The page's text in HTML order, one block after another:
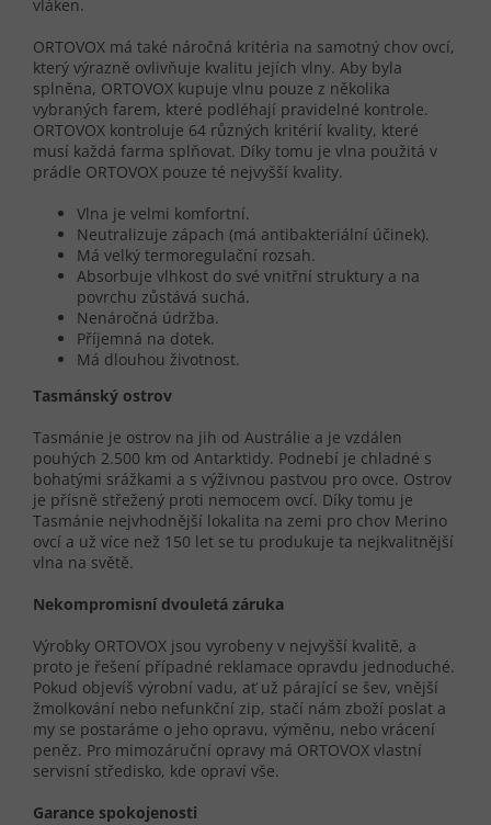
vláken.
ORTOVOX má také náročná kritéria na samotný chov ovcí,
který výrazně ovlivňuje kvalitu jejích vlny. Aby byla
splněna, ORTOVOX kupuje vlnu pouze z několika
vybraných farem, které podléhají pravidelné kontrole.
ORTOVOX kontroluje 64 různých kritérií kvality, které
musí každá farma splňovat. Díky tomu je vlna použitá v
prádle ORTOVOX pouze té nejvyšší kvality.
Vlna je velmi komfortní.
Neutralizuje zápach (má antibakteriální účinek).
Má velký termoregulační rozsah.
Absorbuje vlhkost do své vnitřní struktury a na
povrchu zůstává suchá.
Nenáročná údržba.
Příjemná na dotek.
Má dlouhou životnost.
Tasmánský ostrov
Tasmánie je ostrov na jih od Austrálie a je vzdálen
pouhých 2.500 km od Antarktidy. Podnebí je chladné s
bohatými srážkami a s výživnou pastvou pro ovce. Ostrov
je přísně střežený proti nemocem ovcí. Díky tomu je
Tasmánie nejvhodnější lokalita na zemi pro chov Merino
ovcí a už více než 150 let se tu produkuje ta nejkvalitnější
vlna na světě.
Nekompromisní dvouletá záruka
Výrobky ORTOVOX jsou vyrobeny v nejvyšší kvalitě, a
proto je řešení případné reklamace opravdu jednoduché.
Pokud objevíš výrobní vadu, ať už párající se šev, vnější
žmolkování nebo nefunkční zip, stačí nám zboží poslat a
my se postaráme o jeho opravu, výměnu, nebo vrácení
peněz. Pro mimozáruční opravy má ORTOVOX vlastní
servisní středisko, kde opraví vše.
Garance spokojenosti